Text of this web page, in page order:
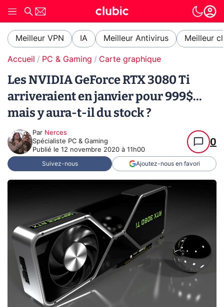
Meilleur VPN IA Meilleur Antivirus Meilleur
Accueil PC & Gaming Carte graphique
Les NVIDIA GeForce RTX 3080 Ti
arriveraient en janvier pour 999$...
mais y aura-t-il du stock ?
Par Nerces
Spécialiste PC & Gaming
Publié le 12 novembre 2020 à 11h00
0
Suivez-nous Ajoutez-nous en favori